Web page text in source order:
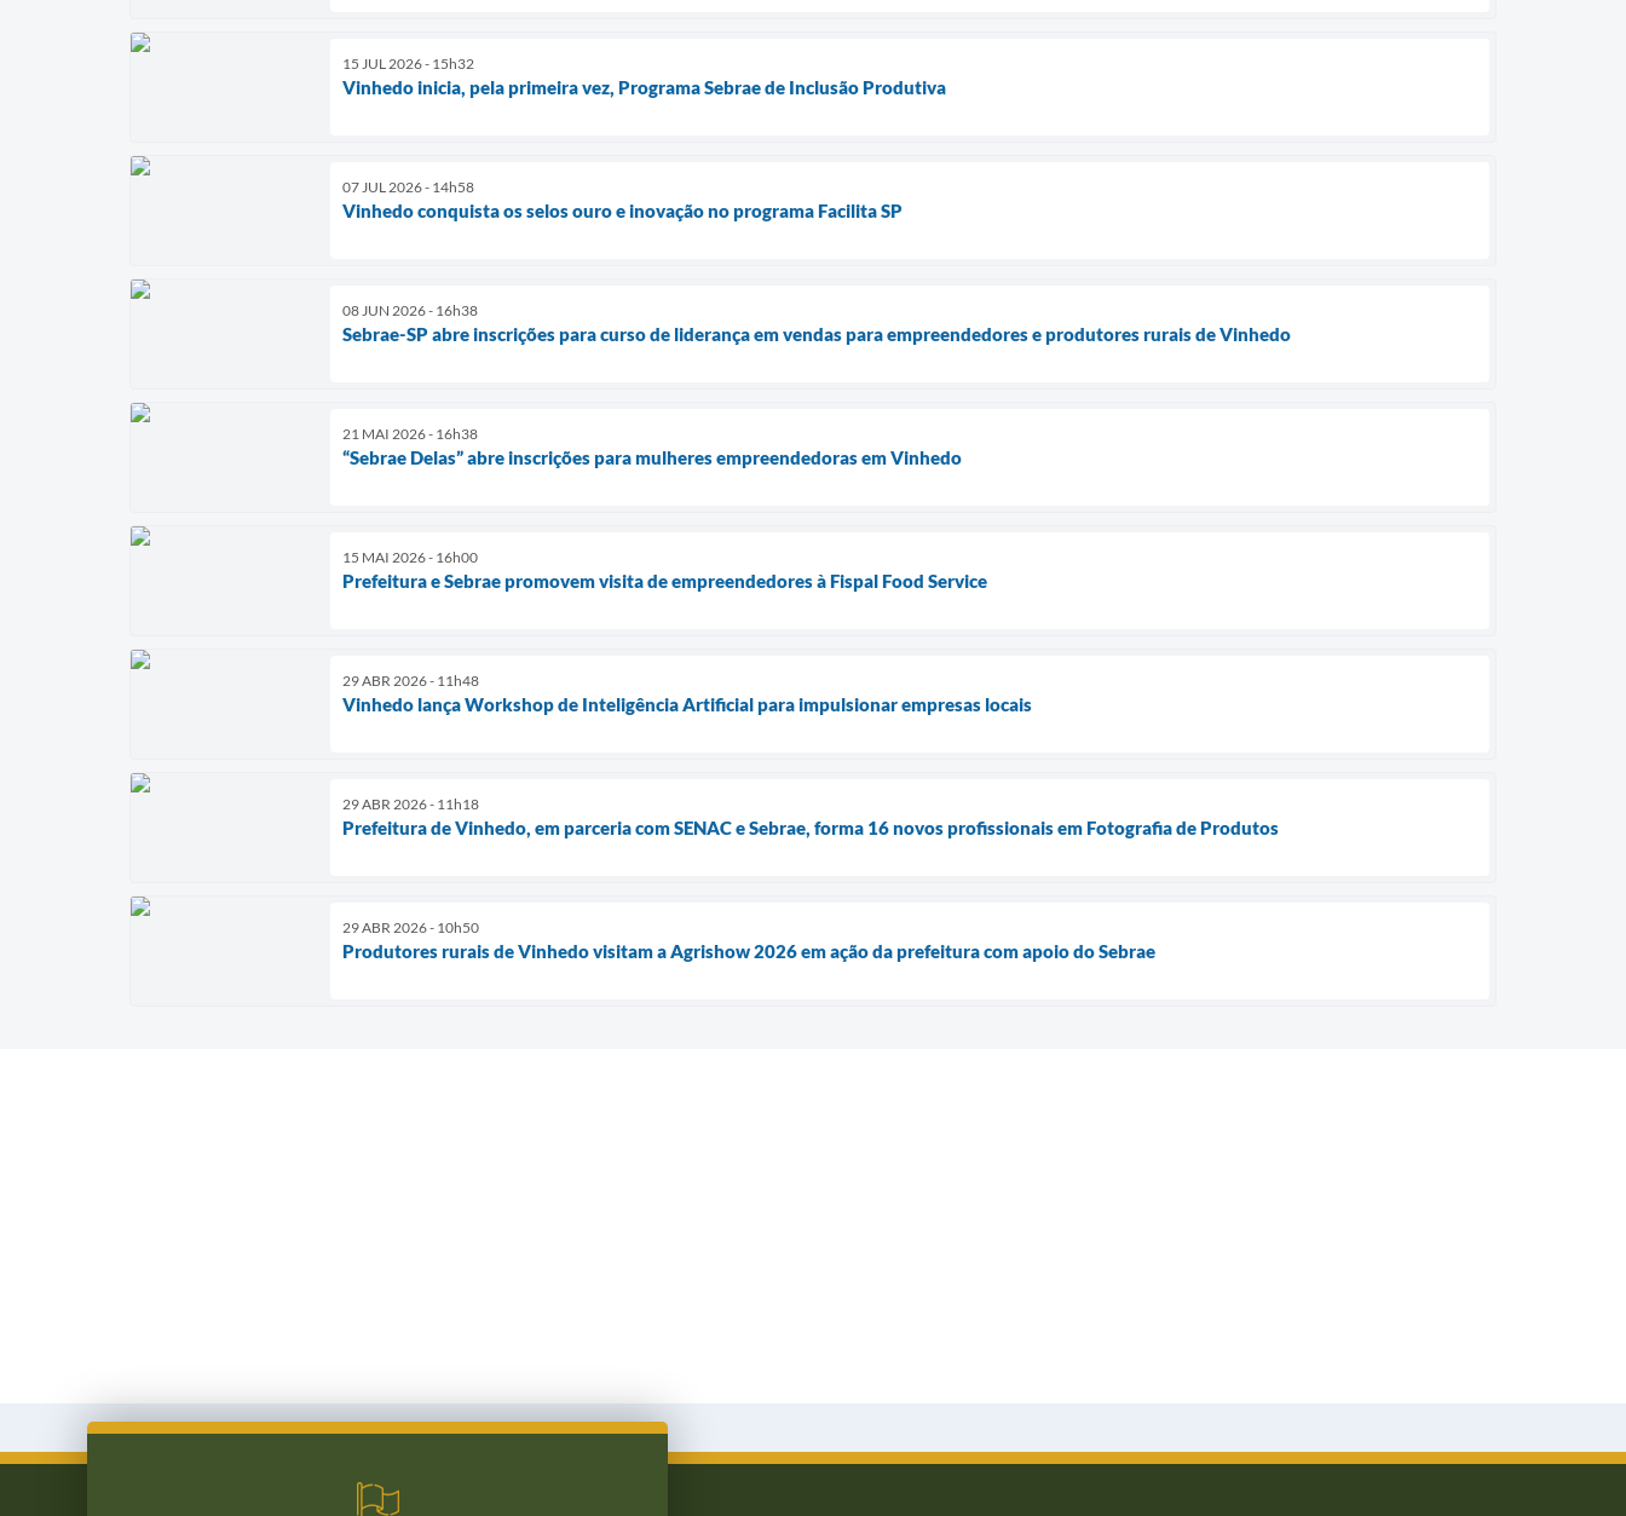
15 JUL 2026 - 15h32
Vinhedo inicia, pela primeira vez, Programa Sebrae de Inclusão Produtiva
07 JUL 2026 - 14h58
Vinhedo conquista os selos ouro e inovação no programa Facilita SP
08 JUN 2026 - 16h38
Sebrae-SP abre inscrições para curso de liderança em vendas para empreendedores e produtores rurais de Vinhedo
21 MAI 2026 - 16h38
“Sebrae Delas” abre inscrições para mulheres empreendedoras em Vinhedo
15 MAI 2026 - 16h00
Prefeitura e Sebrae promovem visita de empreendedores à Fispal Food Service
29 ABR 2026 - 11h48
Vinhedo lança Workshop de Inteligência Artificial para impulsionar empresas locais
29 ABR 2026 - 11h18
Prefeitura de Vinhedo, em parceria com SENAC e Sebrae, forma 16 novos profissionais em Fotografia de Produtos
29 ABR 2026 - 10h50
Produtores rurais de Vinhedo visitam a Agrishow 2026 em ação da prefeitura com apoio do Sebrae